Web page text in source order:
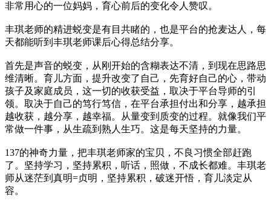
非常用心的一位妈妈，育心前后的变化令人赞叹。
丰琪老师的精进蜕变是有目共睹的，也是平台的抢麦达人，每
天都能听到丰琪老师课后心得总结分享。
首先是声音的蜕变，从刚开始的含糊表达不清，到现在思路思
维清晰。育儿方面，提升改变了自己，先育好自己的心，带动
孩子及家庭成员，这一切的收获受益，取决于平台导师的引
领。取决于自己的笃行笃信，在平台承担付出和分享，越承担
越收获，越分享，越幸福。从量变到质变的过程。就像我们平
常做一件事，从生疏到熟人生巧。这是每天坚持的力量。
137的神奇力量，把丰琪老师家的宝贝，不良习惯全部赶跑
了。坚持学习，坚持累积，听话，照做，不成长都难。丰琪老
师从迷茫到真明=贞明，坚持累积，破迷开悟，育儿淡定从
容。